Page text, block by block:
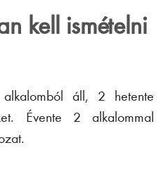
kell ismételni
áll, 2 hetente
Évente 2 alkalommal